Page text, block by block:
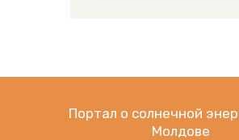
Портал о солнечной
Молдове